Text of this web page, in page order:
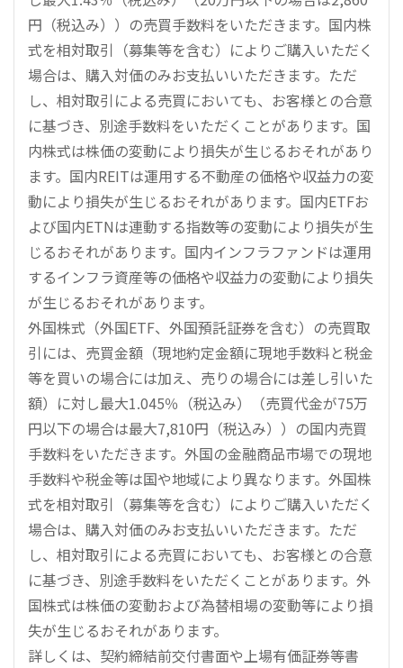
円（税込み））の売買手数料をいただきます。国内株
式を相対取引（募集等を含む）によりご購入いただく
場合は、購入対価のみお支払いいただきます。ただ
し、相対取引による売買においても、お客様との合意
に基づき、別途手数料をいただくことがあります。国
内株式は株価の変動により損失が生じるおそれがあり
ます。国内REITは運用する不動産の価格や収益力の変
動により損失が生じるおそれがあります。国内ETFお
よび国内ETNは連動する指数等の変動により損失が生
じるおそれがあります。国内インフラファンドは運用
するインフラ資産等の価格や収益力の変動により損失
が生じるおそれがあります。
外国株式（外国ETF、外国預託証券を含む）の売買取
引には、売買金額（現地約定金額に現地手数料と税金
等を買いの場合には加え、売りの場合には差し引いた
額）に対し最大1.045％（税込み）（売買代金が75万
円以下の場合は最大7,810円（税込み））の国内売買
手数料をいただきます。外国の金融商品市場での現地
手数料や税金等は国や地域により異なります。外国株
式を相対取引（募集等を含む）によりご購入いただく
場合は、購入対価のみお支払いいただきます。ただ
し、相対取引による売買においても、お客様との合意
に基づき、別途手数料をいただくことがあります。外
国株式は株価の変動および為替相場の変動等により損
失が生じるおそれがあります。
詳しくは、契約締結前交付書面や上場有価証券等書